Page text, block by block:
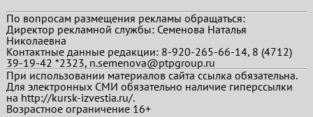
По вопросам размещения рекламы обращаться:
Директор рекламной службы: Семенова Наталья
Николаевна
Контактные данные редакции: 8-920-265-66-14, 8 (4712)
39-19-42 *2323, n.semenova@ptpgroup.ru
При использовании материалов сайта ссылка обязательна.
Для электронных СМИ обязательно наличие гиперссылки
на http://kursk-izvestia.ru/.
Возрастное ограничение 16+